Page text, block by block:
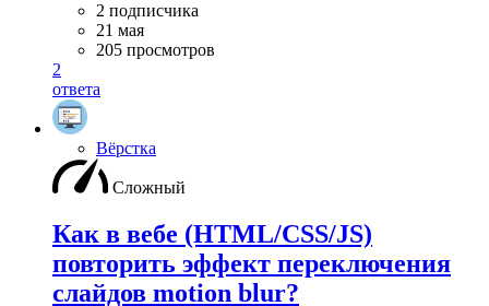
2 подписчика
21 мая
205 просмотров
2
ответа
Вёрстка
Сложный
Как в вебе (HTML/CSS/JS)
повторить эффект переключения
слайдов motion blur?